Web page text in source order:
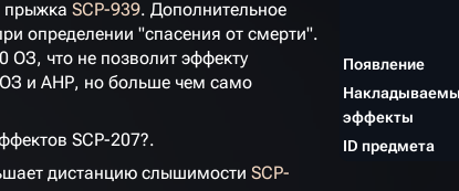
Появление
эффекты
ID предмета
прыжка SCP-939. Дополнительное
определении "спасения от смерти".
ОЗ, что не позволит эффекту
и АНР, но больше чем само
SCP-207?.
дистанцию слышимости SCP-